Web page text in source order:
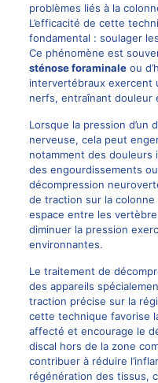
problèmes liés à la
L’efficacité de cette
fondamental : soulager les
Ce phénomène est
sténose foraminaleou
intervertébraux exercent
nerfs, entraînant douleur
Lorsque la pression d’un
nerveuse, cela peut
notamment des douleurs
des engourdissements
décompression
de traction sur la
espace entre les
diminuer la pression
environnantes.
Le traitement de
des appareils
traction précise sur la
cette technique favorise
affecté et encourage le
discal hors de la zone
contribuer à réduire
régénération des tissus,